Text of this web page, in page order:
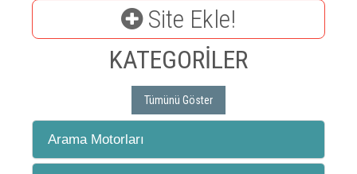
Site Ekle!
KATEGORİLER
Tümünü Göster
Arama Motorları